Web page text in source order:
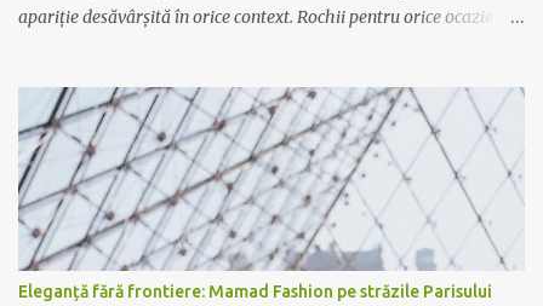
apariție desăvârșită în orice context. Rochii pentru orice ocazie
Fashion are soluția potrivită pentru tine. De la rochiile lungi,
vaporoase și elegante, perfecte pentru evenimente formale, la
rochiile scurte și lejere, ideale pentru plimbările în oraș sau ieșirile
cu prietenii, colecția noastră acoperă toate gusturile și preferințele.
Calitate și rafinament Fiecare rochie Mamad Fashion este creată
cu atenție la detalii, folosind materiale de calitate superioară ce
oferă confort și durabilitate. Designul sofisticat și croiala
Eleganță fără frontiere: Mamad Fashion pe străzile Parisului